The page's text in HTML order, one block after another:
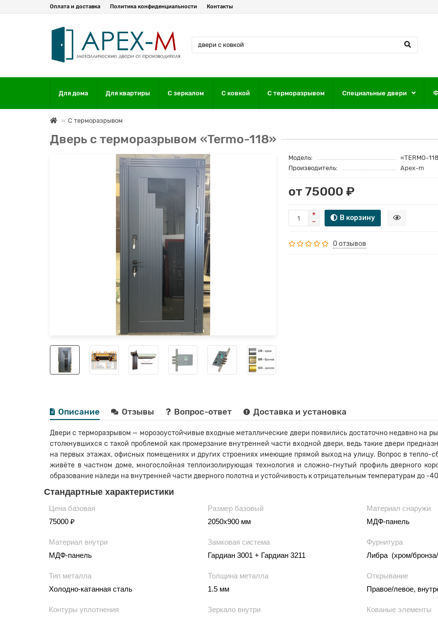
Оплата и доставка Политика конфиденциальности Контакты
Для дома Для квартиры С зеркалом С ковкой С терморазрывом Специальные двери
С терморазрывом
Дверь с терморазрывом «Termo-118»
Модель:
«TERMO-
Производитель:
Apex-m
от 75000 ₽
В корзину
0 отзывов
Описание Отзывы Вопрос-ответ Доставка и установка
Двери с терморазрывом — морозоустойчивые входные металлические двери появились достаточно недавно на
столкнувшихся с такой проблемой как промерзание внутренней части входной двери, ведь такие двери
на первых этажах, офисных помещениях и других строениях имеющие прямой выход на улицу. Вопрос в тепло-
живёте в частном доме, многослойная теплоизолирующая технология и сложно-гнутый профиль дверного
образование наледи на внутренней части дверного полотна и устойчивость к отрицательным температурам до -
Стандартные характеристики
Цена базовая
75000 ₽
Размер базовый
2050х900 мм
Материал снаружи
МДФ-панель
Материал внутри
МДФ-панель
Замковая система
Гардиан 3001 + Гардиан 3211
Фурнитура
Либра (хром/бронза/
Тип металла
Холодно-катанная сталь
Толщина металла
1.5 мм
Открывание
Правое/левое,
Контуры уплотнения
Зеркало внутри
Кованые элементы